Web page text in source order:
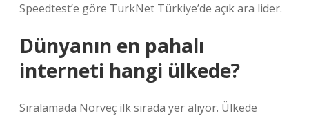
Speedtest’e göre TurkNet Türkiye’de açık ara lider.
Dünyanın en pahalı
interneti hangi ülkede?
Sıralamada Norveç ilk sırada yer alıyor. Ülkede